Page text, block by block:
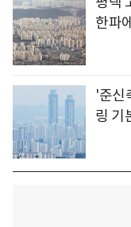
한파
'준신
링 기